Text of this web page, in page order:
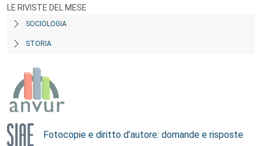
LE RIVISTE DEL MESE
SOCIOLOGIA
STORIA
Fotocopie e diritto d’autore: domande e risposte